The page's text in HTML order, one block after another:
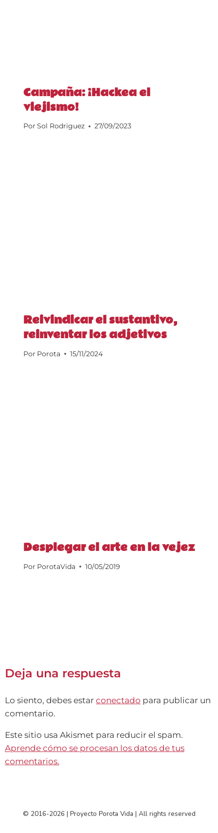
Campaña: ¡Hackea el
viejismo!
Por Sol Rodriguez 27/09/2023
Reivindicar el sustantivo,
reinventar los adjetivos
Por Porota 15/11/2024
Desplegar el arte en la vejez
Por PorotaVida 10/05/2019
Deja una respuesta
Lo siento, debes estar conectado para publicar un
comentario.
Este sitio usa Akismet para reducir el spam.
Aprende cómo se procesan los datos de tus
comentarios.
© 2016-2026 | Proyecto Porota Vida | All rights reserved